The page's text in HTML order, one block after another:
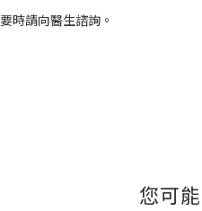
時請向醫生諮詢。
您可